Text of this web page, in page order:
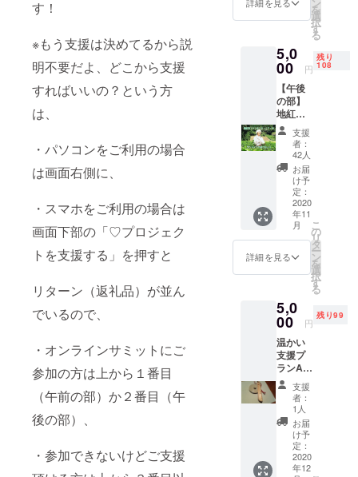
す！
※もう支援は決めてるから説
明不要だよ、どこから支援
すればいいの？という方
は、
・パソコンをご利用の場合
は画面右側に、
・スマホをご利用の場合は
画面下部の「♡プロジェク
トを支援する」を押すと
リターン（返礼品）が並ん
でいるので、
・オンラインサミットにご
参加の方は上から１番目
（午前の部）か２番目（午
後の部）、
・参加できないけどご支援
ミット
in東京
ら午前
の部
（10:00
~13:00
）参加
チケッ
ト（後
日メー
ルで送
付） ・
第19回
記念檜
原村特
産檜製
紅茶用
茶さじ
１本 ・
茶葉そ
れぞれ
３
g（ティ
ーポッ
ト１杯
分） ・
１2月以
降使え
る「作
る人と
飲む人
がつな
がるオ
詳細を見る を
選
択
す
る
5,0
00 円
残り
108
【午後
の部】
地紅茶
サミッ
ト参加
チケッ
トプラ
ン ・
2020年
11月29
日の第
19回全
国地紅
茶サ
ミット
in東京
ら午後
の部
（14:00
~17:00
）参加
チケッ
ト（後
日メー
ルで送
付） ・
第19回
記念檜
原村特
産檜製
支援
者：
42人
お届
け予
定：
2020
年11
月
詳細を見る
こ
の
リ
タ
ー
ン
を
選
択
す
る
5,0
00 円
残り99
温かい
支援プ
ランA
・第19
回記念
檜原村
特産檜
製紅茶
用茶さ
じ１本
・12月
支援
者：
1人
お届
け予
定：
2020
年12